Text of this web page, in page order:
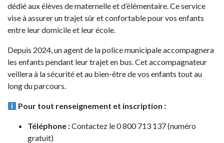
dédié aux élèves de maternelle et d’élémentaire. Ce service
vise à assurer un trajet sûr et confortable pour vos enfants
entre leur domicile et leur école.
Depuis 2024, un agent de la police municipale accompagnera
les enfants pendant leur trajet en bus. Cet accompagnateur
veillera à la sécurité et au bien-être de vos enfants tout au
long du parcours.
Pour tout renseignement et inscription :
Téléphone :Contactez le 0 800 713 137 (numéro
gratuit)